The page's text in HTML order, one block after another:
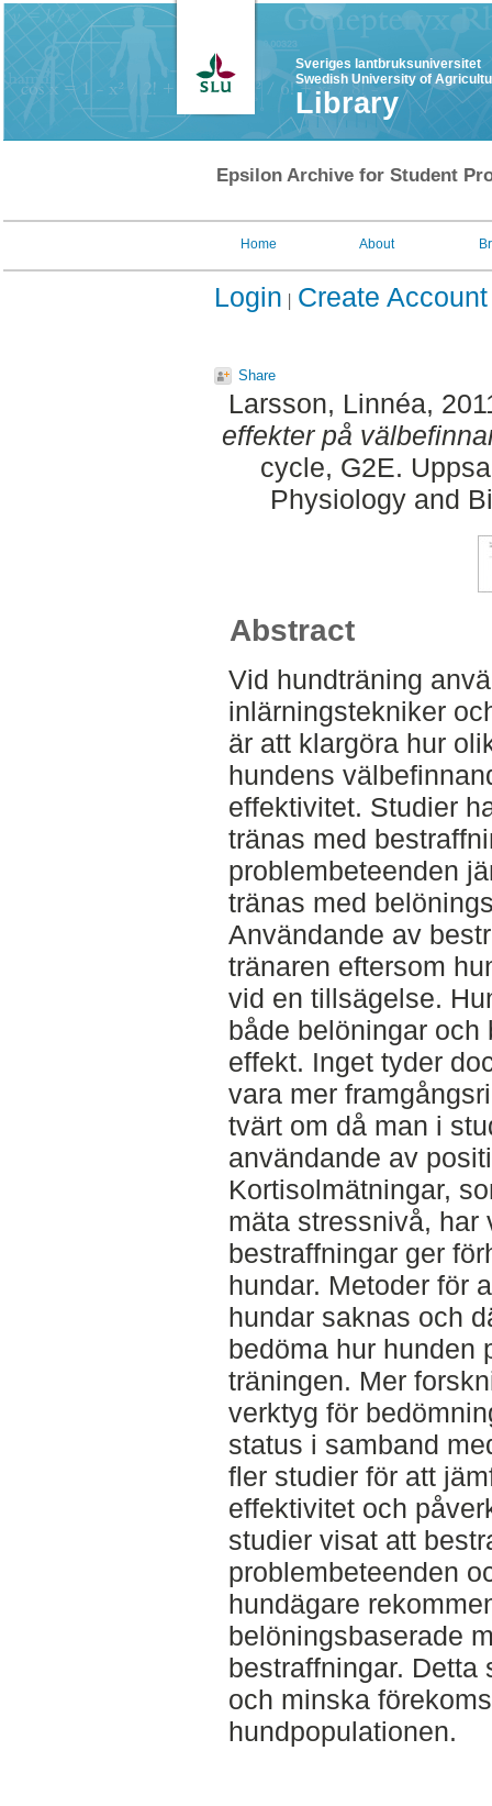
Sveriges lantbruksuniversitet
Swedish University of
Library
Epsilon Archive for Student
Home About
Login Create Account
Share
Larsson, Linnéa,
effekter på
cycle, G2E.
Physiology and
Abstract
Vid hundträning
inlärningstekniker
är att klargöra hur
hundens
effektivitet. Studier
tränas med
problembeteenden
tränas med
Användande av
tränaren eftersom
vid en tillsägelse.
både belöningar och
effekt. Inget tyder
vara mer
tvärt om då man i
användande av
Kortisolmätningar,
mäta stressnivå, har
bestraffningar ger
hundar. Metoder för
hundar saknas och
bedöma hur hunden
träningen. Mer
verktyg för
status i samband
fler studier för att
effektivitet och
studier visat att
problembeteenden
hundägare
belöningsbaserade
bestraffningar. Detta
och minska
hundpopulationen.